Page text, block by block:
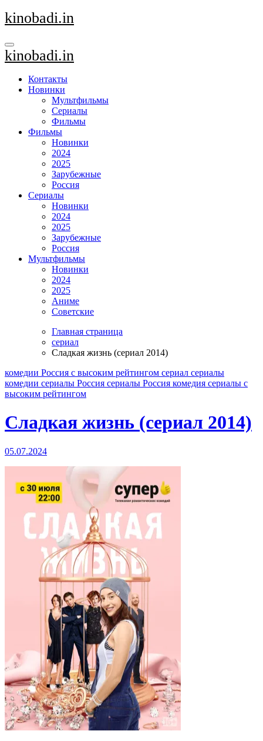
Перейти
к
kinobadi.in
kinobadi.in
Контакты
Новинки
Мультфильмы
Сериалы
Фильмы
Фильмы
Новинки
2024
2025
Зарубежные
Россия
Сериалы
Новинки
2024
2025
Зарубежные
Россия
Мультфильмы
Новинки
2024
2025
Аниме
Советские
Главная страница
сериал
Сладкая жизнь (сериал 2014)
комедии Россия с высоким рейтингом сериал сериалы
комедии сериалы Россия сериалы Россия комедия сериалы с
высоким рейтингом
Сладкая жизнь (сериал 2014)
05.07.2024